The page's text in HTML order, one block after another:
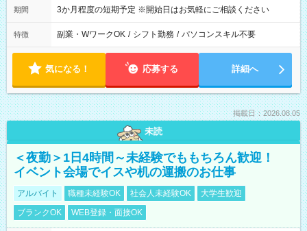
期間 3か月程度の短期予定 ※開始日はお気軽にご相談ください
特徴 副業・WワークOK / シフト勤務 / パソコンスキル不要
気になる！ 応募する 詳細へ
掲載日：2026.08.05
未読
＜夜勤＞1日4時間～未経験でももちろん歓迎！
イベント会場でイスや机の運搬のお仕事
アルバイト 職種未経験OK 社会人未経験OK
大学生歓迎
ブランクOK
WEB登録・面接OK